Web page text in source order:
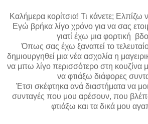
Καλήμερα κορίτσια! Τι κάνετε; Ελπίζω
Εγώ βρήκα λίγο χρόνο για να σας
γιατί έχω μια φορτική
Όπως σας έχω ξαναπεί το
δημιουργηθεί μια νέα ασχολία η
να μπω λίγο περισσότερο στη κουζίνα
να φτιάξω διάφορες
Έτσι σκέφτηκα ανά διαστήματα να
συνταγές που μου αρέσουν, που
φτιάξω και τα δικά μου